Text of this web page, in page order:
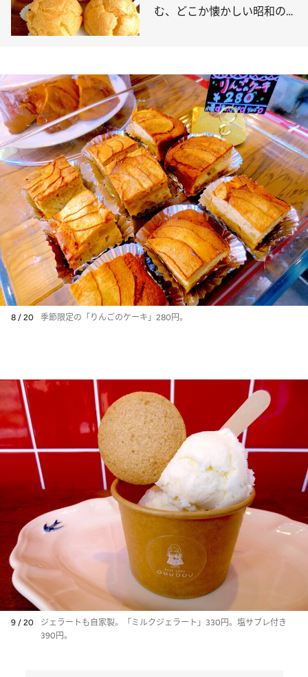
む、どこか懐かしい昭和の味
8 / 20 季節限定の「りんごのケーキ」280円。
9 / 20
ジェラートも自家製。「ミルクジェラート」330円。塩サブレ付き
390円。